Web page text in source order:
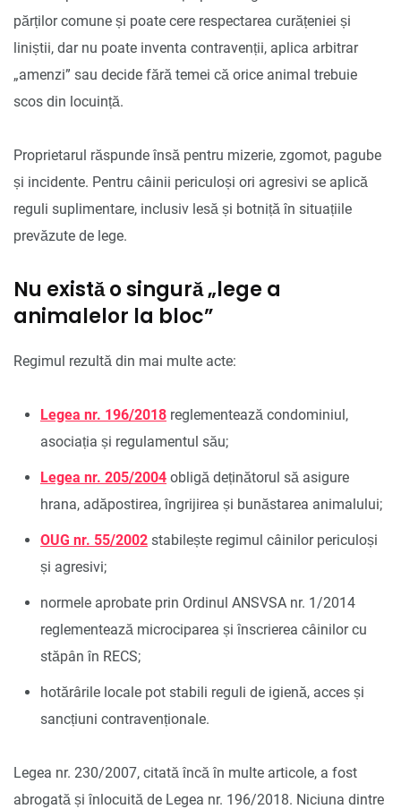
părților comune și poate cere respectarea curățeniei și
liniștii, dar nu poate inventa contravenții, aplica arbitrar
„amenzi” sau decide fără temei că orice animal trebuie
scos din locuință.
Proprietarul răspunde însă pentru mizerie, zgomot, pagube
și incidente. Pentru câinii periculoși ori agresivi se aplică
reguli suplimentare, inclusiv lesă și botniță în situațiile
prevăzute de lege.
Nu există o singură „lege a
animalelor la bloc”
Regimul rezultă din mai multe acte:
Legea nr. 196/2018 reglementează condominiul,
asociația și regulamentul său;
Legea nr. 205/2004 obligă deținătorul să asigure
hrana, adăpostirea, îngrijirea și bunăstarea animalului;
OUG nr. 55/2002 stabilește regimul câinilor periculoși
și agresivi;
normele aprobate prin Ordinul ANSVSA nr. 1/2014
reglementează microciparea și înscrierea câinilor cu
stăpân în RECS;
hotărârile locale pot stabili reguli de igienă, acces și
sancțiuni contravenționale.
Legea nr. 230/2007, citată încă în multe articole, a fost
abrogată și înlocuită de Legea nr. 196/2018. Niciuna dintre